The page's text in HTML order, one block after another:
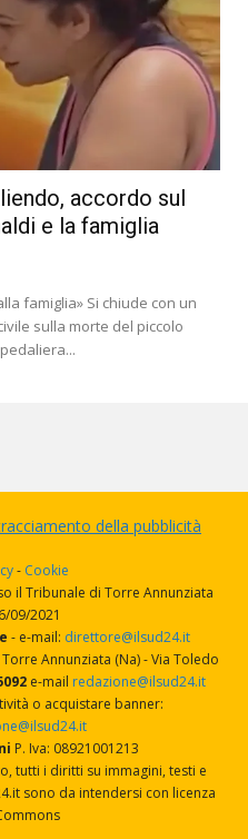
accordo sul
e la famiglia
famiglia» Si chiude con un
sulla morte del piccolo
della pubblicità
- Cookie
il Tribunale di Torre Annunziata
09/2021
- e-mail: direttore@ilsud24.it
Annunziata (Na) - Via Toledo
e-mail redazione@ilsud24.it
o acquistare banner:
P. Iva: 08921001213
tutti i diritti su immagini, testi e
sono da intendersi con licenza